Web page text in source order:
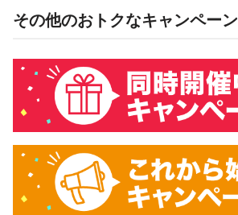
その他のおトクなキャンペーン